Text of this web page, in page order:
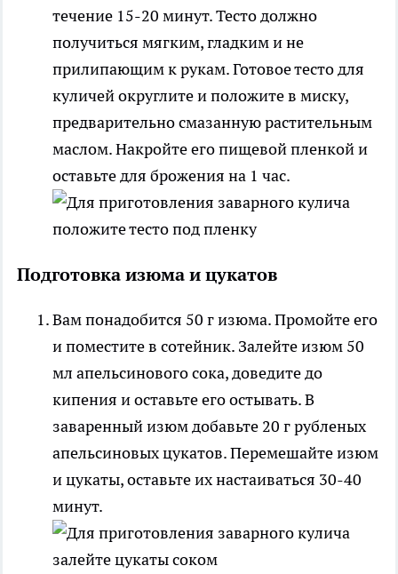
течение 15-20 минут. Тесто должно
получиться мягким, гладким и не
прилипающим к рукам. Готовое тесто для
куличей округлите и положите в миску,
предварительно смазанную растительным
маслом. Накройте его пищевой пленкой и
оставьте для брожения на 1 час.
Подготовка изюма и цукатов
Вам понадобится 50 г изюма. Промойте его
и поместите в сотейник. Залейте изюм 50
мл апельсинового сока, доведите до
кипения и оставьте его остывать. В
заваренный изюм добавьте 20 г рубленых
апельсиновых цукатов. Перемешайте изюм
и цукаты, оставьте их настаиваться 30-40
минут.